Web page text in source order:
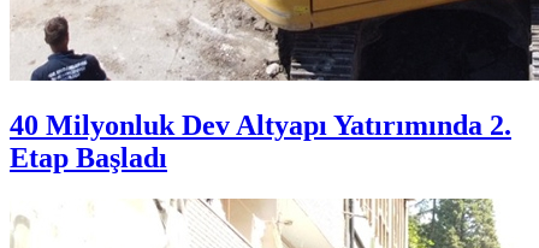
40 Milyonluk Dev Altyapı Yatırımında 2.
Etap Başladı